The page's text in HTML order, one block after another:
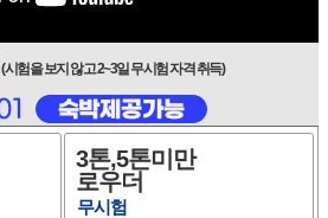
(시험을 보지 않고 2~3일 무시험 자격 취득)
3톤,5톤미만
로우더
무시험